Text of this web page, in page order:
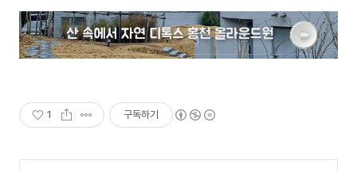
1 구독하기